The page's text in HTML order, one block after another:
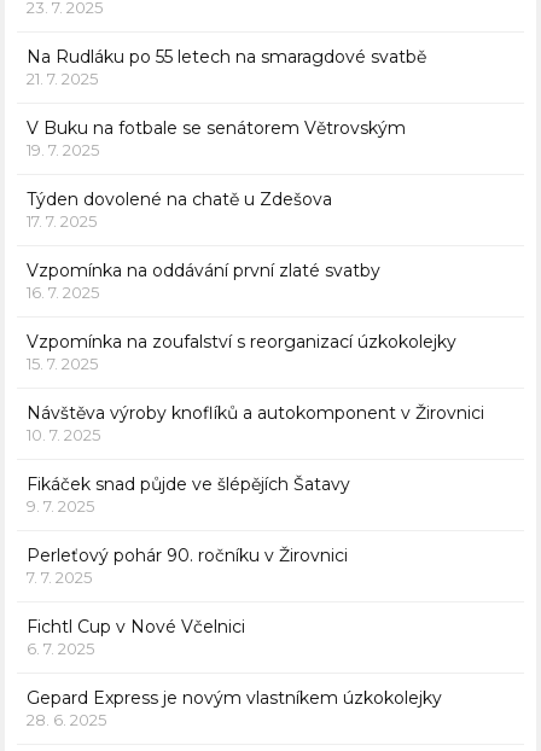
23. 7. 2025
Na Rudláku po 55 letech na smaragdové svatbě
21. 7. 2025
V Buku na fotbale se senátorem Větrovským
19. 7. 2025
Týden dovolené na chatě u Zdešova
17. 7. 2025
Vzpomínka na oddávání první zlaté svatby
16. 7. 2025
Vzpomínka na zoufalství s reorganizací úzkokolejky
15. 7. 2025
Návštěva výroby knoflíků a autokomponent v Žirovnici
10. 7. 2025
Fikáček snad půjde ve šlépějích Šatavy
9. 7. 2025
Perleťový pohár 90. ročníku v Žirovnici
7. 7. 2025
Fichtl Cup v Nové Včelnici
6. 7. 2025
Gepard Express je novým vlastníkem úzkokolejky
28. 6. 2025